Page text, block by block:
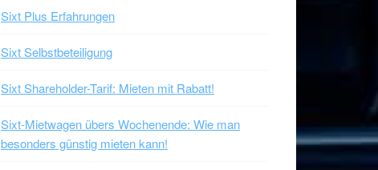
Sixt Plus Erfahrungen
Sixt Selbstbeteiligung
Sixt Shareholder-Tarif: Mieten mit Rabatt!
Sixt-Mietwagen übers Wochenende: Wie man
besonders günstig mieten kann!